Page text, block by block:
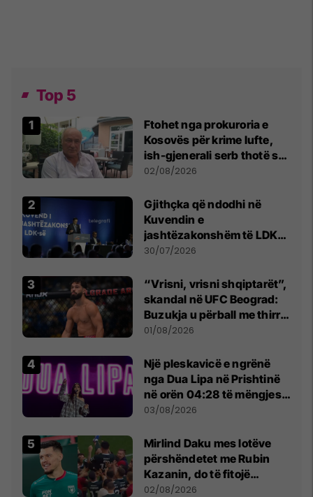
Top 5
Ftohet nga prokuroria e
Kosovës për krime lufte,
ish-gjenerali serb thotë se
dikush e tradhtoi në
02/08/2026
Gjithçka që ndodhi në
Kuvendin e
jashtëzakonshëm të LDK-
së
30/07/2026
“Vrisni, vrisni shqiptarët”,
skandal në UFC Beograd:
Buzukja u përball me thirrje
anti-shqiptare nga
01/08/2026
Një pleskavicë e ngrënë
nga Dua Lipa në Prishtinë
në orën 04:28 të mëngjesit
- dhe bota digjitale serbe
03/08/2026
Mirlind Daku mes lotëve
përshëndetet me Rubin
Kazanin, do të fitojë
miliona te Spartak Moska
02/08/2026